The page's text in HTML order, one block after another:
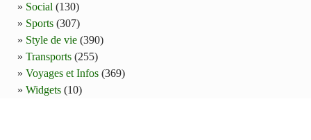
Social (130)
Sports (307)
Style de vie (390)
Transports (255)
Voyages et Infos (369)
Widgets (10)